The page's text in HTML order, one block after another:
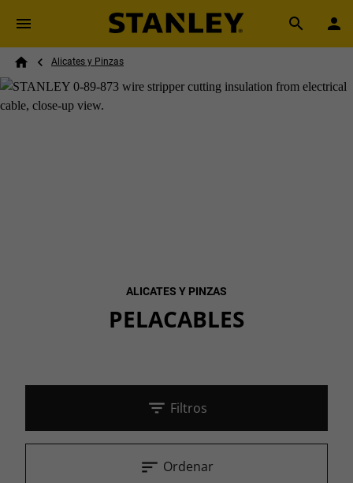
Skip to main content
Search
Breadcrumb
Alicates y Pinzas
ALICATES Y PINZAS
PELACABLES
Filtros
Ordenar